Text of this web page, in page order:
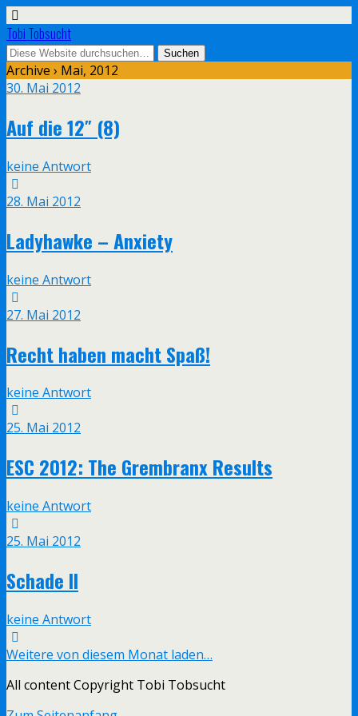
Tobi Tobsucht
Archive › Mai, 2012
30. Mai 2012
Auf die 12″ (8)
keine Antwort
28. Mai 2012
Ladyhawke – Anxiety
keine Antwort
27. Mai 2012
Recht haben macht Spaß!
keine Antwort
25. Mai 2012
ESC 2012: The Grembranx Results
keine Antwort
25. Mai 2012
Schade II
keine Antwort
Weitere von diesem Monat laden…
All content Copyright Tobi Tobsucht